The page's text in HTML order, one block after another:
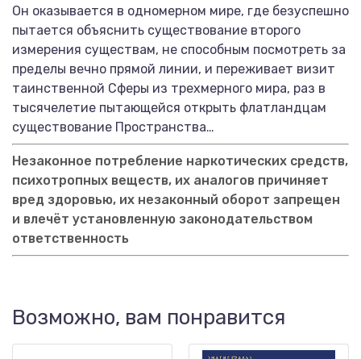
Он оказывается в одномерном мире, где безуспешно
пытается объяснить существование второго
измерения существам, не способным посмотреть за
пределы вечно прямой линии, и переживает визит
таинственной Сферы из трехмерного мира, раз в
тысячелетие пытающейся открыть флатландцам
существование Пространства…
Незаконное потребление наркотических средств,
психотропных веществ, их аналогов причиняет
вред здоровью, их незаконный оборот запрещен
и влечёт установленную законодательством
ответственность
Возможно, вам понравится